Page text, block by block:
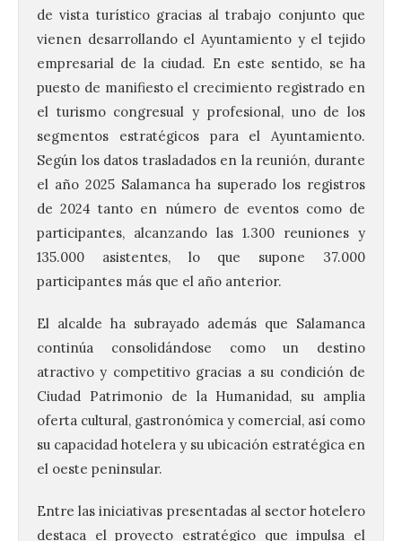
de vista turístico gracias al trabajo conjunto que
vienen desarrollando el Ayuntamiento y el tejido
empresarial de la ciudad. En este sentido, se ha
puesto de manifiesto el crecimiento registrado en
el turismo congresual y profesional, uno de los
segmentos estratégicos para el Ayuntamiento.
Según los datos trasladados en la reunión, durante
el año 2025 Salamanca ha superado los registros
de 2024 tanto en número de eventos como de
participantes, alcanzando las 1.300 reuniones y
135.000 asistentes, lo que supone 37.000
participantes más que el año anterior.
El alcalde ha subrayado además que Salamanca
continúa consolidándose como un destino
atractivo y competitivo gracias a su condición de
Ciudad Patrimonio de la Humanidad, su amplia
oferta cultural, gastronómica y comercial, así como
su capacidad hotelera y su ubicación estratégica en
el oeste peninsular.
Entre las iniciativas presentadas al sector hotelero
destaca el proyecto estratégico que impulsa el